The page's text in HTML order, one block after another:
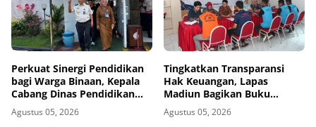
Perkuat Sinergi Pendidikan
bagi Warga Binaan, Kepala
Cabang Dinas Pendidikan
Wilayah Madiun Kunjungi
Lapas Madiun
Agustus 05, 2026
Tingkatkan Transparansi
Hak Keuangan, Lapas
Madiun Bagikan Buku
Tabungan dan ATM BRI
kepada Warga Binaan
Agustus 05, 2026